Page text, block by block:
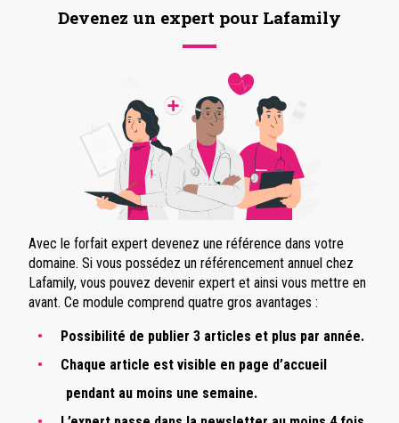
Devenez un expert pour Lafamily
Avec le forfait expert devenez une référence dans votre
domaine. Si vous possédez un référencement annuel chez
Lafamily, vous pouvez devenir expert et ainsi vous mettre en
avant. Ce module comprend quatre gros avantages :
Possibilité de publier 3 articles et plus par année.
Chaque article est visible en page d’accueil
pendant au moins une semaine.